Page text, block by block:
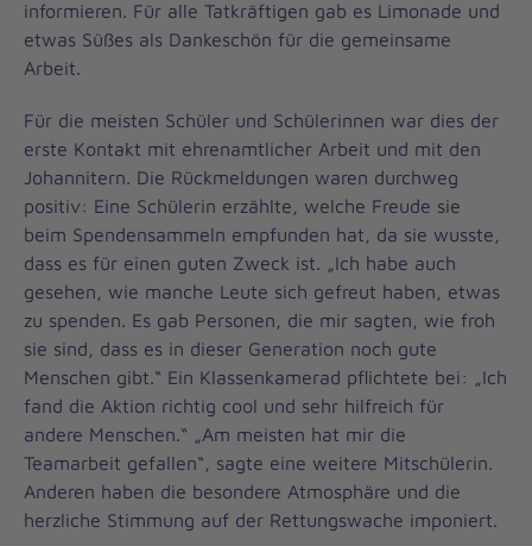
informieren. Für alle Tatkräftigen gab es Limonade und
etwas Süßes als Dankeschön für die gemeinsame
Arbeit.
Für die meisten Schüler und Schülerinnen war dies der
erste Kontakt mit ehrenamtlicher Arbeit und mit den
Johannitern. Die Rückmeldungen waren durchweg
positiv: Eine Schülerin erzählte, welche Freude sie
beim Spendensammeln empfunden hat, da sie wusste,
dass es für einen guten Zweck ist. „Ich habe auch
gesehen, wie manche Leute sich gefreut haben, etwas
zu spenden. Es gab Personen, die mir sagten, wie froh
sie sind, dass es in dieser Generation noch gute
Menschen gibt.“ Ein Klassenkamerad pflichtete bei: „Ich
fand die Aktion richtig cool und sehr hilfreich für
andere Menschen.“ „Am meisten hat mir die
Teamarbeit gefallen“, sagte eine weitere Mitschülerin.
Anderen haben die besondere Atmosphäre und die
herzliche Stimmung auf der Rettungswache imponiert.